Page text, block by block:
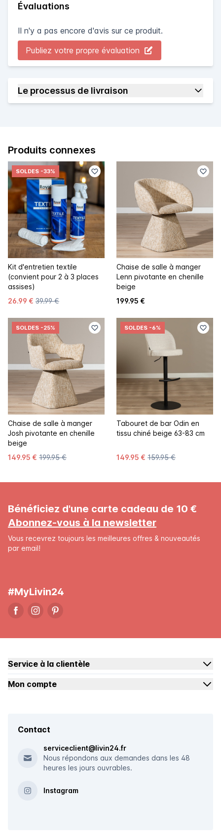
Évaluations
Il n'y a pas encore d'avis sur ce produit.
Publiez votre propre évaluation
Le processus de livraison
Produits connexes
SOLDES -33%
Kit d'entretien textile
(convient pour 2 à 3 places
assises)
26.99 € 39.99 €
Chaise de salle à manger
Lenn pivotante en chenille
beige
199.95 €
SOLDES -25%
Chaise de salle à manger
Josh pivotante en chenille
beige
149.95 € 199.95 €
SOLDES -6%
Tabouret de bar Odin en
tissu chiné beige 63-83 cm
149.95 € 159.95 €
Bénéficiez d'une carte cadeau de 10 €
Abonnez-vous à la newsletter
Vous recevrez toujours les meilleures offres & nouveautés
par email!
#MyLivin24
Service à la clientèle
Mon compte
Contact
serviceclient@livin24.fr
Nous répondons aux demandes dans les 48
heures les jours ouvrables.
Instagram